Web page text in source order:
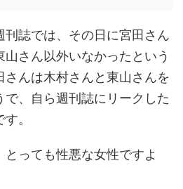
刊誌では、その日に宮田さん
さん以外いなかったという
んは木村さんと東山さんを
、自ら週刊誌にリークした
。
とっても性悪な女性ですよ